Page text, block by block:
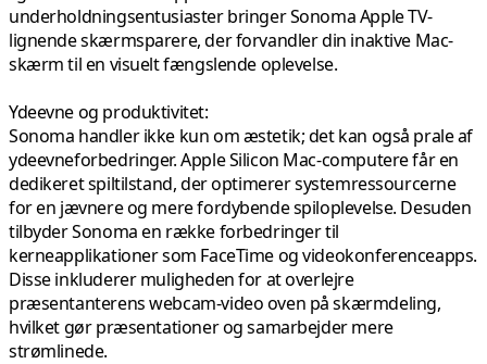
underholdningsentusiaster bringer Sonoma Apple TV-
lignende skærmsparere, der forvandler din inaktive Mac-
skærm til en visuelt fængslende oplevelse.
Ydeevne og produktivitet:
Sonoma handler ikke kun om æstetik; det kan også prale af
ydeevneforbedringer. Apple Silicon Mac-computere får en
dedikeret spiltilstand, der optimerer systemressourcerne
for en jævnere og mere fordybende spiloplevelse. Desuden
tilbyder Sonoma en række forbedringer til
kerneapplikationer som FaceTime og videokonferenceapps.
Disse inkluderer muligheden for at overlejre
præsentanterens webcam-video oven på skærmdeling,
hvilket gør præsentationer og samarbejder mere
strømlinede.